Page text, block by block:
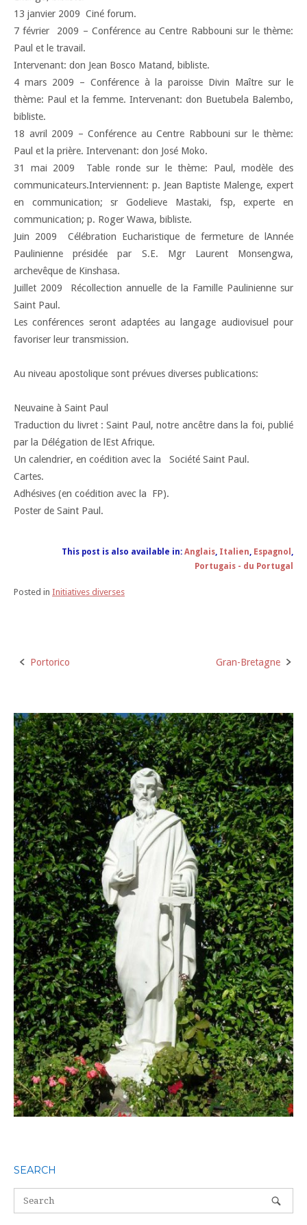
13 janvier 2009  Ciné forum.
7 février 2009 – Conférence au Centre Rabbouni sur le thème:
Paul et le travail.
Intervenant: don Jean Bosco Matand, bibliste.
4 mars 2009 – Conférence à la paroisse Divin Maître sur le
thème: Paul et la femme. Intervenant: don Buetubela Balembo,
bibliste.
18 avril 2009 – Conférence au Centre Rabbouni sur le thème:
Paul et la prière. Intervenant: don José Moko.
31 mai 2009  Table ronde sur le thème: Paul, modèle des
communicateurs.Interviennent: p. Jean Baptiste Malenge, expert
en communication; sr Godelieve Mastaki, fsp, experte en
communication; p. Roger Wawa, bibliste.
Juin 2009  Célébration Eucharistique de fermeture de lAnnée
Paulinienne présidée par S.E. Mgr Laurent Monsengwa,
archevêque de Kinshasa.
Juillet 2009  Récollection annuelle de la Famille Paulinienne sur
Saint Paul.
Les conférences seront adaptées au langage audiovisuel pour
favoriser leur transmission.
Au niveau apostolique sont prévues diverses publications:
Neuvaine à Saint Paul
Traduction du livret : Saint Paul, notre ancêtre dans la foi, publié
par la Délégation de lEst Afrique.
Un calendrier, en coédition avec la Société Saint Paul.
Cartes.
Adhésives (en coédition avec la FP).
Poster de Saint Paul.
This post is also available in: Anglais Italien
Espagnol
Portugais - du Portugal
Posted in Initiatives diverses
Post
Portorico Gran-Bretagne
SEARCH